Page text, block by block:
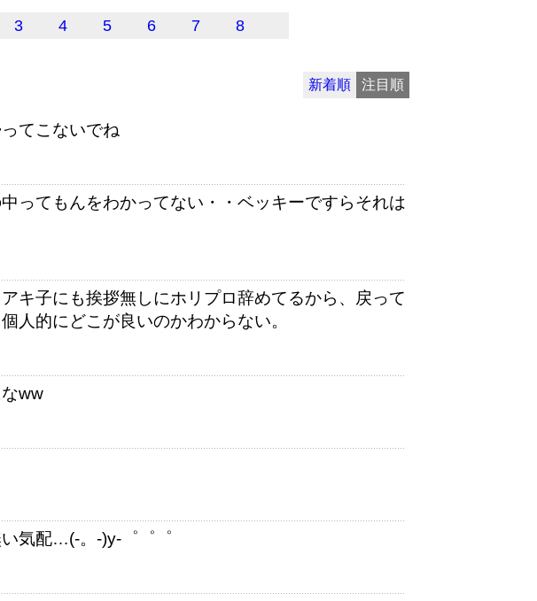
3 4 5 6 7 8
新着順 注目順
てこないでね
ってもんをわかってない・・ベッキーですらそれは
キ子にも挨拶無しにホリプロ辞めてるから、戻って
人的にどこが良いのかわからない。
ww
気配…(-。-)y-゜゜゜